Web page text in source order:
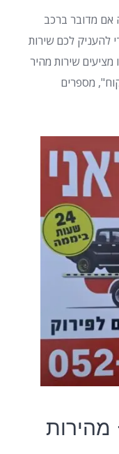
אם מדובר ברכב
להעניק לכם שירות
מציעים שירות מהיר
מספרים
מהירות